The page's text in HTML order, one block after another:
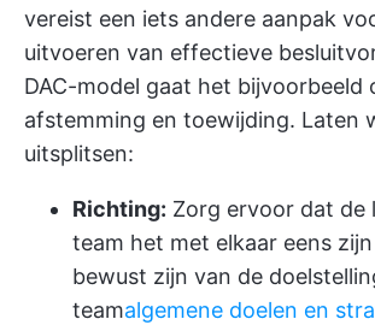
vereist een iets andere aanpak
uitvoeren van effectieve
DAC-model gaat het bijvoorbeeld
afstemming en toewijding. Laten
uitsplitsen:
Richting: Zorg ervoor dat de
team het met elkaar eens
bewust zijn van de
teamalgemene doelen en